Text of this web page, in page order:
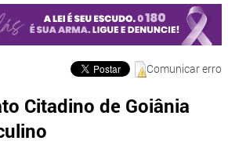
Comunicar erro
Citadino de Goiânia